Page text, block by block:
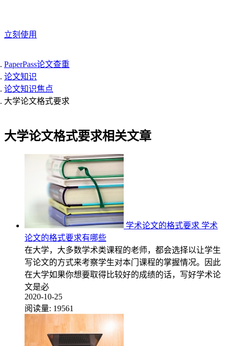
立刻使用
PaperPass论文查重
论文知识
论文知识焦点
大学论文格式要求
大学论文格式要求相关文章
学术论文的格式要求 学术
论文的格式要求有哪些
在大学，大多数学术类课程的老师，都会选择以让学生
写论文的方式来考察学生对本门课程的掌握情况。因此
在大学如果你想要取得比较好的成绩的话，写好学术论
文是必
2020-10-25
阅读量: 19561